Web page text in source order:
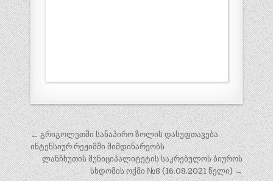
პოსტის
ნავიგაცია
← გრიგოლეთში სანაპირო ზოლის დასუფთავება
ინტენსიურ რეჟიმში მიმდინარეობს
ლანჩხუთის მუნიციპალიტეტის საკრებულოს ბიუროს
სხდომის ოქმი №8 (16.08.2021 წელი) →